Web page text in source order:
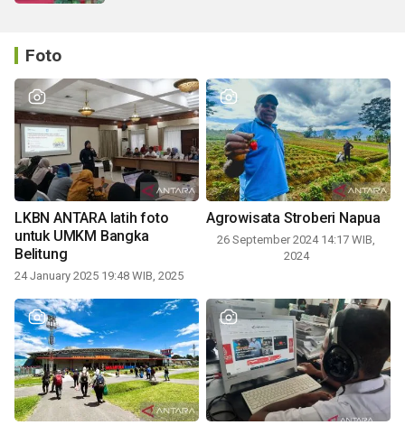
Foto
LKBN ANTARA latih foto
untuk UMKM Bangka
Belitung
24 January 2025 19:48 WIB, 2025
Agrowisata Stroberi Napua
26 September 2024 14:17 WIB,
2024